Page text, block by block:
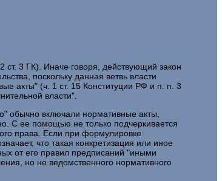
ст. 3 ГК). Иначе говоря, действующий закон
поскольку данная ветвь власти
акты" (ч. 1 ст. 15 Конституции РФ и п. п. 3
власти".
обычно включали нормативные акты,
С ее помощью не только подчеркивается
права. Если при формулировке
что такая конкретизация или иное
от его правил предписаний "иными
но не ведомственного нормативного